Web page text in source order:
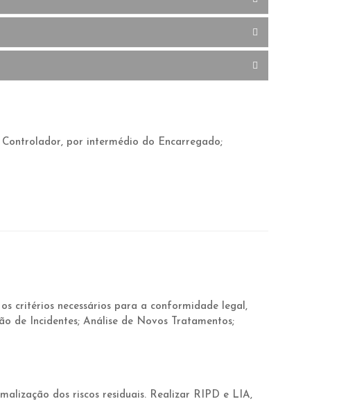
por intermédio do Encarregado;
critérios necessários para a conformidade legal,
de Incidentes; Análise de Novos Tratamentos;
dos riscos residuais. Realizar RIPD e LIA,